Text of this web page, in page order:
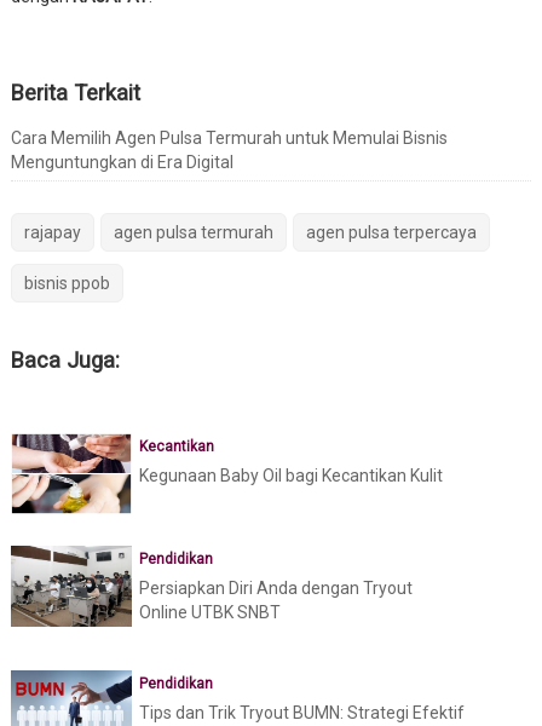
Berita Terkait
Cara Memilih Agen Pulsa Termurah untuk Memulai Bisnis
Menguntungkan di Era Digital
rajapay agen pulsa termurah agen pulsa terpercaya
bisnis ppob
Baca Juga:
Kecantikan
Kegunaan Baby Oil bagi Kecantikan Kulit
Pendidikan
Persiapkan Diri Anda dengan Tryout
Online UTBK SNBT
Pendidikan
Tips dan Trik Tryout BUMN: Strategi Efektif